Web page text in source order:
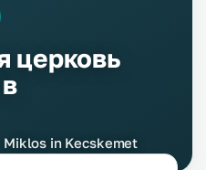
церковь
in Kecskemet